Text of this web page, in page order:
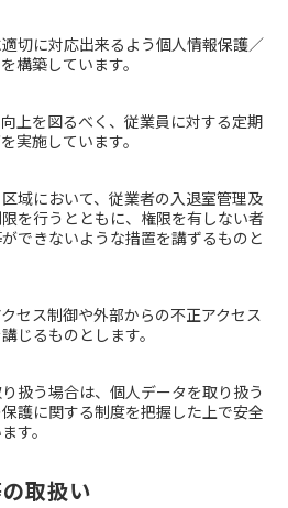
切に対応出来るよう個人情報保護／
構築しています。
上を図るべく、従業員に対する定期
実施しています。
域において、従業者の入退室管理及
を行うとともに、権限を有しない者
できないような措置を講ずるものと
セス制御や外部からの不正アクセス
じるものとします。
扱う場合は、個人データを取り扱う
護に関する制度を把握した上で安全
す。
取扱い